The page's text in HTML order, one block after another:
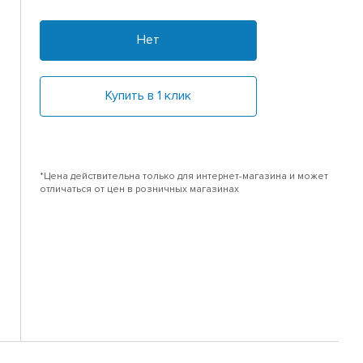
Нет
Купить в 1 клик
*Цена действительна только для интернет-магазина и может
отличаться от цен в розничных магазинах